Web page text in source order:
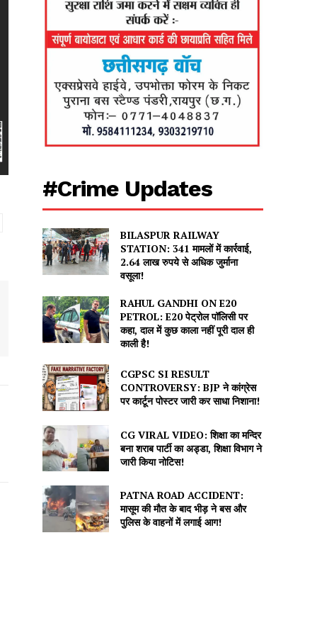
#Crime Updates
BILASPUR RAILWAY
STATION: 341 मामलों में कार्रवाई,
2.64 लाख रुपये से अधिक जुर्माना
वसूला!
RAHUL GANDHI ON E20
PETROL: E20 पेट्रोल पॉलिसी पर
कहा, दाल में कुछ काला नहीं पूरी दाल ही
काली है!
CGPSC SI RESULT
CONTROVERSY: BJP ने कांग्रेस
पर कार्टून पोस्टर जारी कर साधा निशाना!
CG VIRAL VIDEO: शिक्षा का मन्दिर
बना शराब पार्टी का अड्डा, शिक्षा विभाग ने
जारी किया नोटिस!
PATNA ROAD ACCIDENT:
मासूम की मौत के बाद भीड़ ने बस और
पुलिस के वाहनों में लगाई आग!